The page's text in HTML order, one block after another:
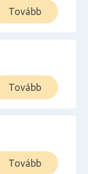
Tovább
Tovább
Tovább